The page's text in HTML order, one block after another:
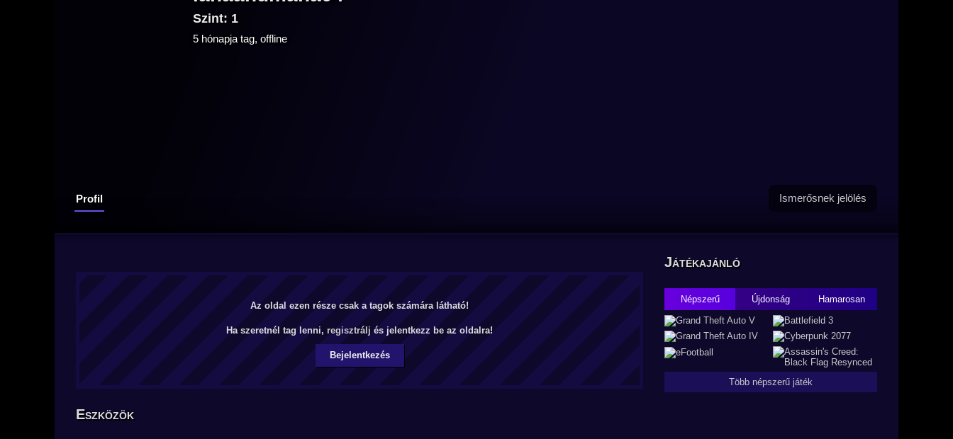
Szint: 1
5 hónapja tag, offline
Profil Ismerősnek jelölés
Az oldal ezen része csak a tagok számára látható!
Ha szeretnél tag lenni, regisztrálj és jelentkezz be az oldalra!
Bejelentkezés
Eszközök
Játékajánló
Népszerű Újdonság Hamarosan
Több népszerű játék